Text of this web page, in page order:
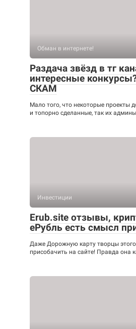
Обман в интернете!
Раздача звёзд в тг
интересные
СКАМ
Мало того, что некоторые проекты
и топорно сделанные, так их
Инвестиции
Erub.site отзывы,
еРубль есть смысл
Даже Дорожную карту творцы этого
присобачить на сайте! Правда она